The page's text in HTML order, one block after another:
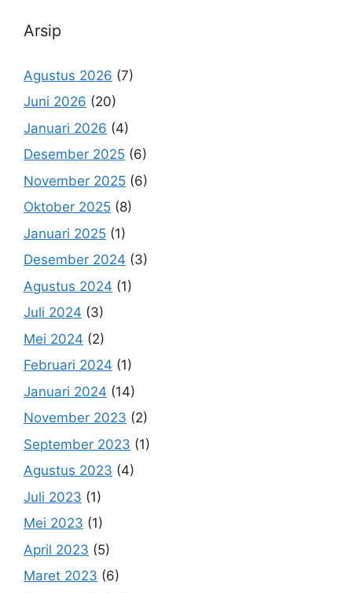
Arsip
Agustus 2026 (7)
Juni 2026 (20)
Januari 2026 (4)
Desember 2025 (6)
November 2025 (6)
Oktober 2025 (8)
Januari 2025 (1)
Desember 2024 (3)
Agustus 2024 (1)
Juli 2024 (3)
Mei 2024 (2)
Februari 2024 (1)
Januari 2024 (14)
November 2023 (2)
September 2023 (1)
Agustus 2023 (4)
Juli 2023 (1)
Mei 2023 (1)
April 2023 (5)
Maret 2023 (6)